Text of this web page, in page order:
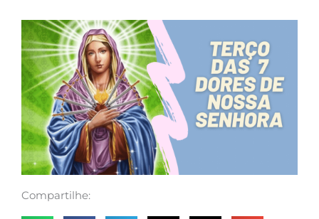
Compartilhe: